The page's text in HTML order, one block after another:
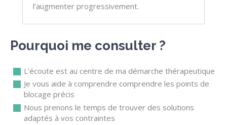
l’augmenter progressivement.
Pourquoi me consulter ?
L’écoute est au centre de ma démarche thérapeutique
Je vous aide à comprendre comprendre les points de
blocage précis
Nous prenons le temps de trouver des solutions
adaptés à vos contraintes